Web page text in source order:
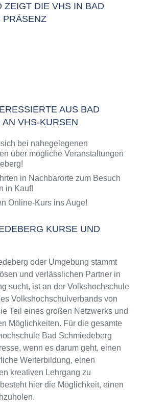
ZEIGT DIE VHS IN BAD
PRÄSENZ
AUS BAD
VHS-KURSEN
bei nahegelegenen
über mögliche Veranstaltungen
in Nachbarorte zum Besuch
in Kauf!
Online-Kurs ins Auge!
KURSE UND
oder Umgebung stammt
und verlässlichen Partner in
sucht, ist an der Volkshochschule
Volkshochschulverbands von
Teil eines großen Netzwerks und
Möglichkeiten. Für die gesamte
Bad Schmiedeberg
wenn es darum geht, einen
Weiterbildung, einen
kreativen Lehrgang zu
hier die Möglichkeit, einen